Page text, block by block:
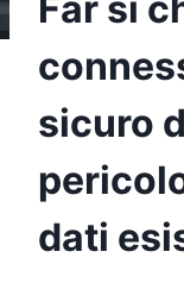
sicuro
dati